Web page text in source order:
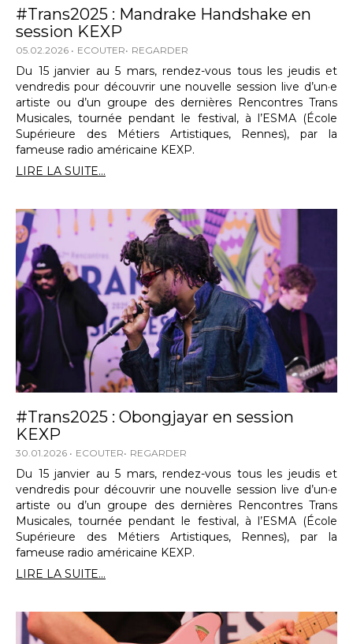
#Trans2025 : Mandrake Handshake en
session KEXP
05.02.2026 ECOUTER REGARDER
Du 15 janvier au 5 mars, rendez-vous tous les jeudis et
vendredis pour découvrir une nouvelle session live d’un·e
artiste ou d’un groupe des dernières Rencontres Trans
Musicales, tournée pendant le festival, à l’ESMA (École
Supérieure des Métiers Artistiques, Rennes), par la
fameuse radio américaine KEXP.
LIRE LA SUITE...
#Trans2025 : Obongjayar en session
KEXP
30.01.2026 ECOUTER REGARDER
Du 15 janvier au 5 mars, rendez-vous tous les jeudis et
vendredis pour découvrir une nouvelle session live d’un·e
artiste ou d’un groupe des dernières Rencontres Trans
Musicales, tournée pendant le festival, à l’ESMA (École
Supérieure des Métiers Artistiques, Rennes), par la
fameuse radio américaine KEXP.
LIRE LA SUITE...